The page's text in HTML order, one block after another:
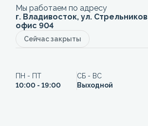
Мы работаем по адресу
г. Владивосток, ул.
офис 904
Сейчас закрыты
ПН - ПТ
10:00 - 19:00
СБ - ВС
Выходной